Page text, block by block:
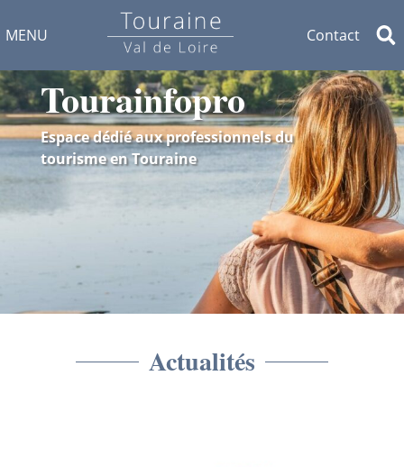
MENU Contact
Tourainfopro
Espace dédié aux professionnels du
tourisme en Touraine
Actualités